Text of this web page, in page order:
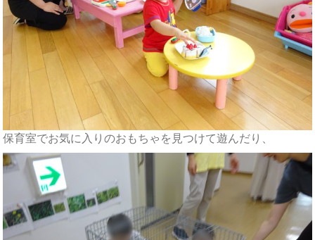
保育室でお気に入りのおもちゃを見つけて遊んだり、